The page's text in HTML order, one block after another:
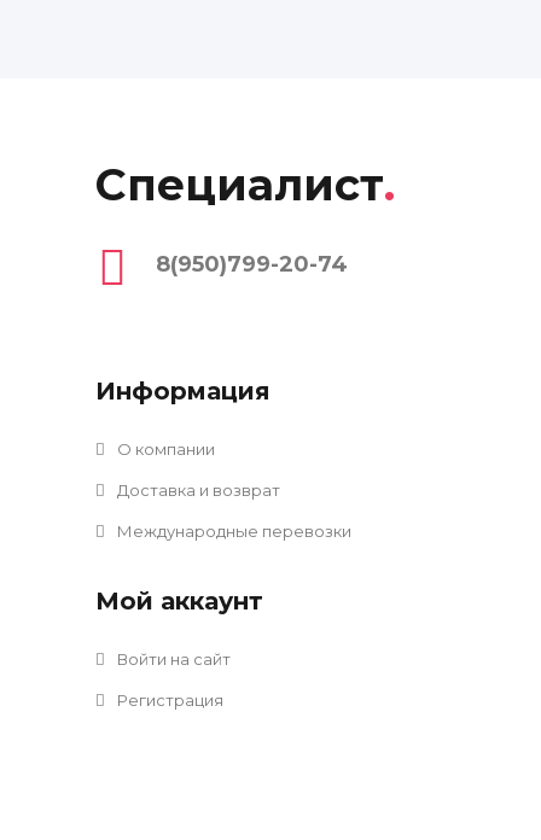
Специалист.
8(950)799-20-74
Информация
О компании
Доставка и возврат
Международные перевозки
Мой аккаунт
Войти на сайт
Регистрация